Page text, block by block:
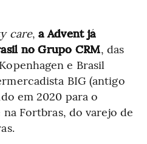
care, a Advent já
no Grupo CRM, das
e Brasil
BIG (antigo
em 2020 para o
Fortbras, do varejo de